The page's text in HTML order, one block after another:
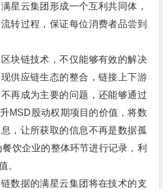
星云集团形成一个互利共同体，
转过程，保证每位消费者品尝到
链技术，不仅能够有效的解决
供应链生态的整合，链接上下游
再成为主要的问题，还能够通过
MSD股动权期项目的价值，将数
，让所获取的信息不再是数据孤
饮企业的整体环节进行记录，利
。
据的满星云集团将在技术的支